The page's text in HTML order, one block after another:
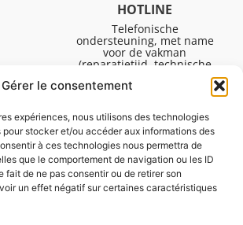
Gérer le consentement
expériences, nous utilisons des technologies
stocker et/ou accéder aux informations des
à ces technologies nous permettra de
que le comportement de navigation ou les ID
fait de ne pas consentir ou de retirer son
un effet négatif sur certaines caractéristiques
HOTLINE
Telefonische
ondersteuning, met name
voor de vakman
(reparatietijd, technische
Maandag tot vrijdag van